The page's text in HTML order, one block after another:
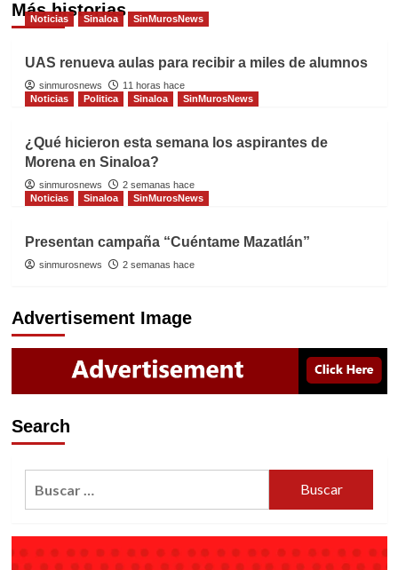
Más historias
Noticias Sinaloa SinMurosNews
UAS renueva aulas para recibir a miles de alumnos
sinmurosnews
11 horas hace
Noticias
Politica Sinaloa SinMurosNews
¿Qué hicieron esta semana los aspirantes de
Morena en Sinaloa?
sinmurosnews
2 semanas hace
Noticias
Sinaloa SinMurosNews
Presentan campaña “Cuéntame Mazatlán”
sinmurosnews 2 semanas hace
Advertisement Image
Search